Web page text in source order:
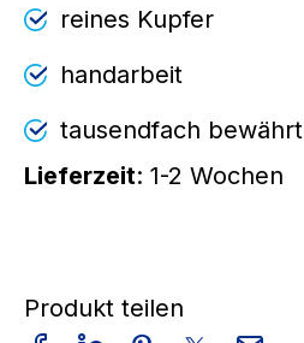
reines Kupfer
handarbeit
tausendfach bewährt
Lieferzeit: 1-2 Wochen
Produkt teilen